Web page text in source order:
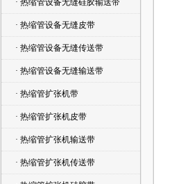
· 热缩管设备无缝硅胶输送带
· 热缩管设备无缝皮带
· 热缩管设备无缝传送带
· 热缩管设备无缝输送带
· 热缩管扩张机带
· 热缩管扩张机皮带
· 热缩管扩张机输送带
· 热缩管扩张机传送带